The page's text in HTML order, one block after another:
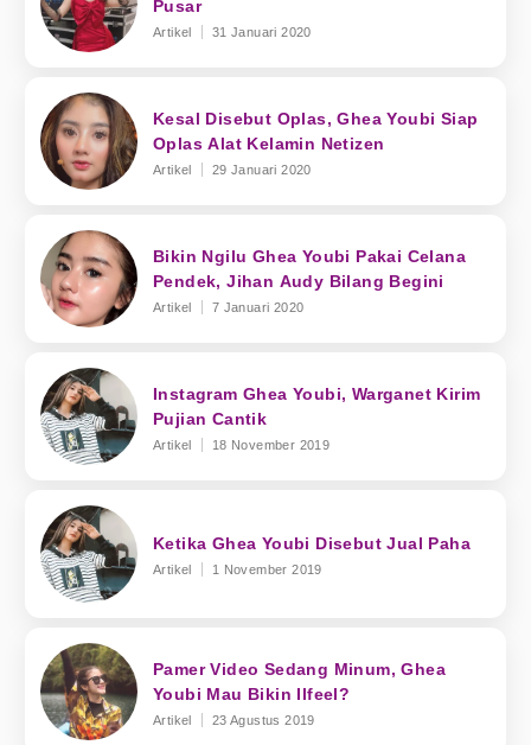
Pusar
Artikel 31 Januari 2020
Kesal Disebut Oplas, Ghea Youbi Siap
Oplas Alat Kelamin Netizen
Artikel 29 Januari 2020
Bikin Ngilu Ghea Youbi Pakai Celana
Pendek, Jihan Audy Bilang Begini
Artikel 7 Januari 2020
Instagram Ghea Youbi, Warganet Kirim
Pujian Cantik
Artikel 18 November 2019
Ketika Ghea Youbi Disebut Jual Paha
Artikel 1 November 2019
Pamer Video Sedang Minum, Ghea
Youbi Mau Bikin Ilfeel?
Artikel 23 Agustus 2019